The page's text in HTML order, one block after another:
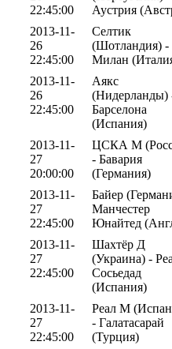
22:45:00
Аустрия
2013-11-
26
22:45:00
Селтик
(Шотландия) -
Милан
2013-11-
26
22:45:00
Аякс
(Нидерланды)
Барселона
(Испания)
2013-11-
27
20:00:00
ЦСКА М
- Бавария
(Германия)
2013-11-
27
22:45:00
Байер
Манчестер
Юнайтед
2013-11-
27
22:45:00
Шахтёр Д
(Украина) -
Сосьедад
(Испания)
2013-11-
27
22:45:00
Реал М
- Галатасарай
(Турция)